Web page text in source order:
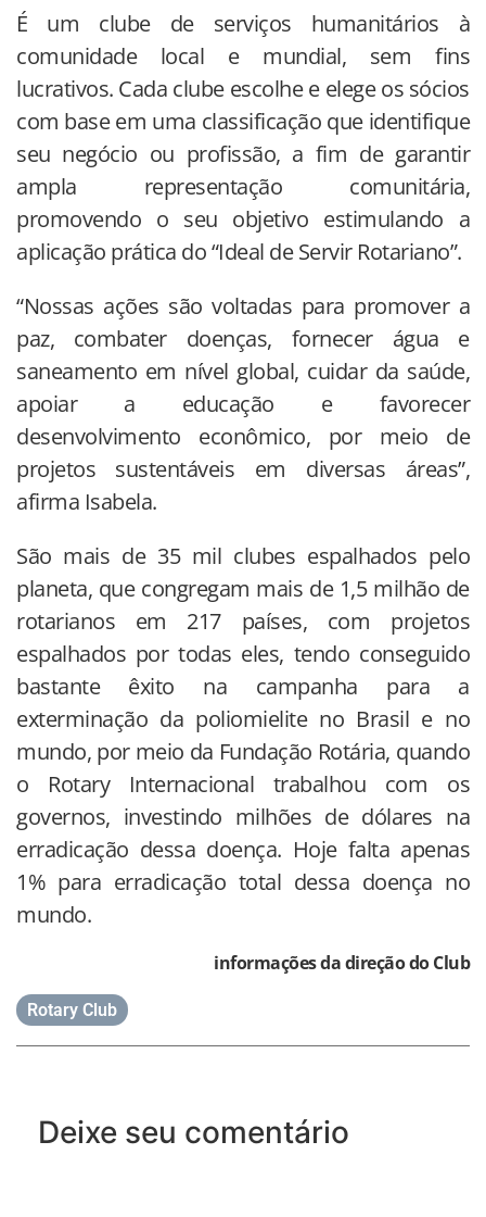
É um clube de serviços humanitários à
comunidade local e mundial, sem fins
lucrativos. Cada clube escolhe e elege os sócios
com base em uma classificação que identifique
seu negócio ou profissão, a fim de garantir
ampla representação comunitária,
promovendo o seu objetivo estimulando a
aplicação prática do “Ideal de Servir Rotariano”.
“Nossas ações são voltadas para promover a
paz, combater doenças, fornecer água e
saneamento em nível global, cuidar da saúde,
apoiar a educação e favorecer
desenvolvimento econômico, por meio de
projetos sustentáveis em diversas áreas”,
afirma Isabela.
São mais de 35 mil clubes espalhados pelo
planeta, que congregam mais de 1,5 milhão de
rotarianos em 217 países, com projetos
espalhados por todas eles, tendo conseguido
bastante êxito na campanha para a
exterminação da poliomielite no Brasil e no
mundo, por meio da Fundação Rotária, quando
o Rotary Internacional trabalhou com os
governos, investindo milhões de dólares na
erradicação dessa doença. Hoje falta apenas
1% para erradicação total dessa doença no
mundo.
informações da direção do Club
Rotary Club
Deixe seu comentário